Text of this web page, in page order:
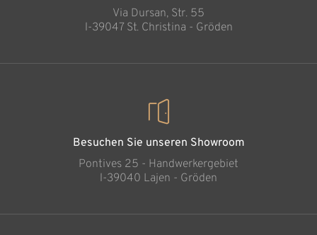
Via Dursan, Str. 55
l-39047 St. Christina - Gröden
Besuchen Sie unseren Showroom
Pontives 25 - Handwerkergebiet
l-39040 Lajen - Gröden